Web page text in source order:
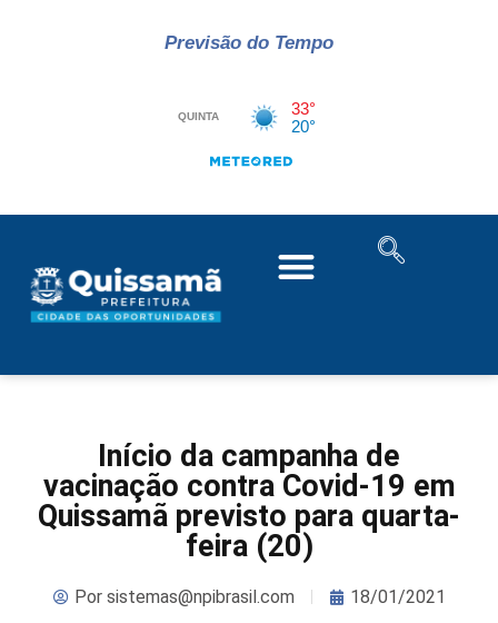
Previsão do Tempo
Início da campanha de
vacinação contra Covid-19 em
Quissamã previsto para quarta-
feira (20)
Porsistemas@npibrasil.com 18/01/2021